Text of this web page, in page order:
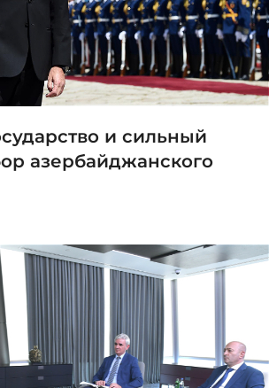
и сильный
азербайджанского